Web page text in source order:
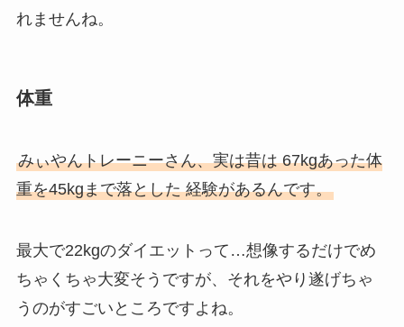
れませんね。
体重
みぃやんトレーニーさん、実は昔は 67kgあった体
重を45kgまで落とした 経験があるんです。
最大で22kgのダイエットって…想像するだけでめ
ちゃくちゃ大変そうですが、それをやり遂げちゃ
うのがすごいところですよね。